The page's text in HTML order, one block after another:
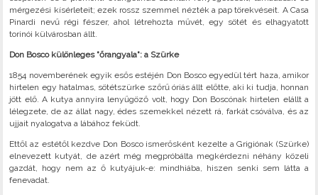
mérgezési kísérleteit; ezek rossz szemmel nézték a pap törekvéseit. A Casa
Pinardi nevű régi fészer, ahol létrehozta művét, egy sötét és elhagyatott
torinói külvárosban állt.
Don Bosco különleges "őrangyala": a Szürke
1854 novemberének egyik esős estéjén Don Bosco egyedül tért haza, amikor
hirtelen egy hatalmas, sötétszürke szőrű óriás állt előtte, aki ki tudja, honnan
jött elő. A kutya annyira lenyűgöző volt, hogy Don Boscónak hirtelen elállt a
lélegzete, de az állat nagy, édes szemekkel nézett rá, farkát csóválva, és az
ujjait nyalogatva a lábához feküdt.
Ettől az estétől kezdve Don Bosco ismerősként kezelte a Grigiónak (Szürke)
elnevezett kutyát, de azért még megpróbálta megkérdezni néhány közeli
gazdát, hogy nem az ő kutyájuk-e: mindhiába, hiszen senki sem látta a
fenevadat.